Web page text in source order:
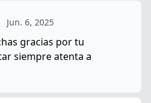
Jun. 6, 2025
gracias por tu
siempre atenta a